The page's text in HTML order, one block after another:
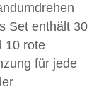
Set enthält 30
10 rote
für jede